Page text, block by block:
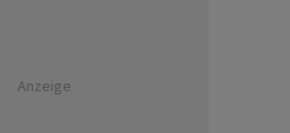
Anzeige